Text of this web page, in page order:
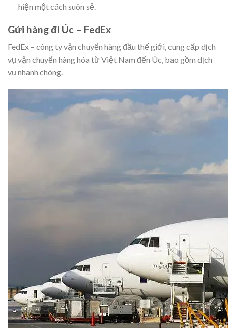
hiện một cách suôn sẻ.
Gửi hàng đi Úc – FedEx
FedEx – công ty vận chuyển hàng đầu thế giới, cung cấp dịch
vụ vận chuyển hàng hóa từ Việt Nam đến Úc, bao gồm dịch
vụ nhanh chóng.